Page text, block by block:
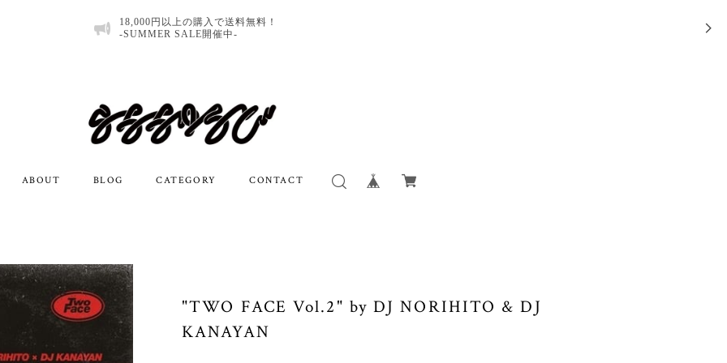
18,000円以上の購入で送料無料！
-SUMMER SALE開催中-
ABOUT BLOG CATEGORY CONTACT
"TWO FACE Vol.2" by DJ NORIHITO & DJ
KANAYAN